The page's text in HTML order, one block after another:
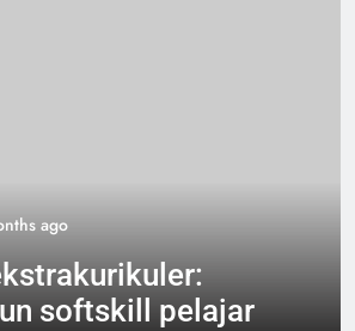
ago
softskill pelajar